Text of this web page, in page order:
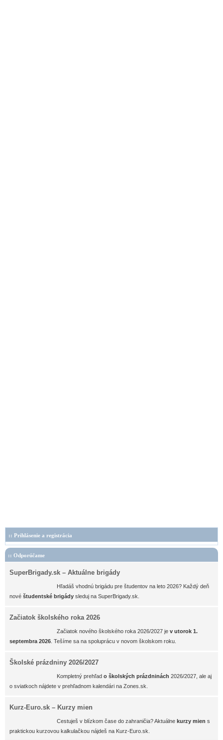
:: Prihlásenie a registrácia
Odporúčame
SuperBrigady.sk – Aktuálne brigády
Hľadáš vhodnú brigádu pre študentov na leto 2026? Každý deň
nové študentské brigády sleduj na SuperBrigady.sk.
Začiatok školského roka 2026
Začiatok nového školského roka 2026/2027 je v utorok 1.
septembra 2026 . Tešíme sa na spoluprácu v novom školskom roku.
Školské prázdniny 2026/2027
Kompletný prehľad o školských prázdninách 2026/2027, ale aj
o sviatkoch nájdete v prehľadnom kalendári na Zones.sk.
Kurz-Euro.sk – Kurzy mien
Cestuješ v blízkom čase do zahraničia? Aktuálne kurzy mien s
praktickou kurzovou kalkulačkou nájdeš na Kurz-Euro.sk.